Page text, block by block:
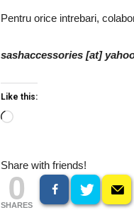
Pentru orice intrebari,
sashaccessories [at]
Like this:
Loading…
Share with friends!
0
SHARES